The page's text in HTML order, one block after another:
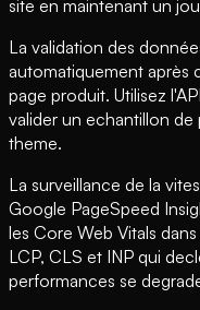
site en maintenant un
La validation des
automatiquement après
page produit. Utilisez
valider un echantillon
theme.
La surveillance de la
Google PageSpeed
les Core Web Vitals
LCP, CLS et INP qui
performances se